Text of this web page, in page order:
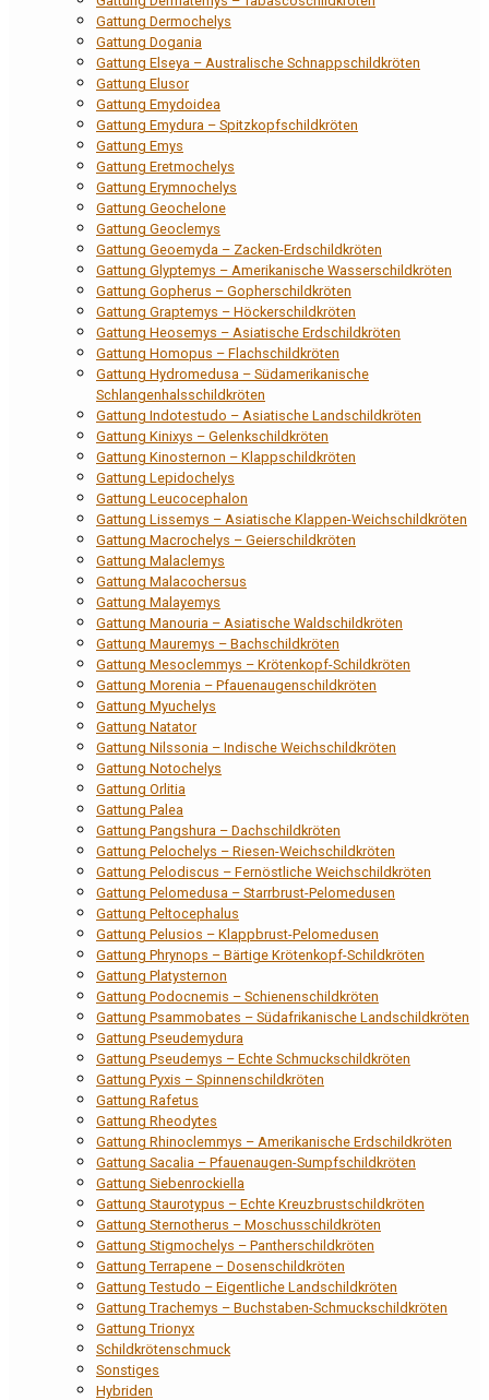
Gattung Dermochelys
Gattung Dogania
Gattung Elseya – Australische Schnappschildkröten
Gattung Elusor
Gattung Emydoidea
Gattung Emydura – Spitzkopfschildkröten
Gattung Emys
Gattung Eretmochelys
Gattung Erymnochelys
Gattung Geochelone
Gattung Geoclemys
Gattung Geoemyda – Zacken-Erdschildkröten
Gattung Glyptemys – Amerikanische Wasserschildkröten
Gattung Gopherus – Gopherschildkröten
Gattung Graptemys – Höckerschildkröten
Gattung Heosemys – Asiatische Erdschildkröten
Gattung Homopus – Flachschildkröten
Gattung Hydromedusa – Südamerikanische
Schlangenhalsschildkröten
Gattung Indotestudo – Asiatische Landschildkröten
Gattung Kinixys – Gelenkschildkröten
Gattung Kinosternon – Klappschildkröten
Gattung Lepidochelys
Gattung Leucocephalon
Gattung Lissemys – Asiatische Klappen-Weichschildkröten
Gattung Macrochelys – Geierschildkröten
Gattung Malaclemys
Gattung Malacochersus
Gattung Malayemys
Gattung Manouria – Asiatische Waldschildkröten
Gattung Mauremys – Bachschildkröten
Gattung Mesoclemmys – Krötenkopf-Schildkröten
Gattung Morenia – Pfauenaugenschildkröten
Gattung Myuchelys
Gattung Natator
Gattung Nilssonia – Indische Weichschildkröten
Gattung Notochelys
Gattung Orlitia
Gattung Palea
Gattung Pangshura – Dachschildkröten
Gattung Pelochelys – Riesen-Weichschildkröten
Gattung Pelodiscus – Fernöstliche Weichschildkröten
Gattung Pelomedusa – Starrbrust-Pelomedusen
Gattung Peltocephalus
Gattung Pelusios – Klappbrust-Pelomedusen
Gattung Phrynops – Bärtige Krötenkopf-Schildkröten
Gattung Platysternon
Gattung Podocnemis – Schienenschildkröten
Gattung Psammobates – Südafrikanische Landschildkröten
Gattung Pseudemydura
Gattung Pseudemys – Echte Schmuckschildkröten
Gattung Pyxis – Spinnenschildkröten
Gattung Rafetus
Gattung Rheodytes
Gattung Rhinoclemmys – Amerikanische Erdschildkröten
Gattung Sacalia – Pfauenaugen-Sumpfschildkröten
Gattung Siebenrockiella
Gattung Staurotypus – Echte Kreuzbrustschildkröten
Gattung Sternotherus – Moschusschildkröten
Gattung Stigmochelys – Pantherschildkröten
Gattung Terrapene – Dosenschildkröten
Gattung Testudo – Eigentliche Landschildkröten
Gattung Trachemys – Buchstaben-Schmuckschildkröten
Gattung Trionyx
Schildkrötenschmuck
Sonstiges
Hybriden